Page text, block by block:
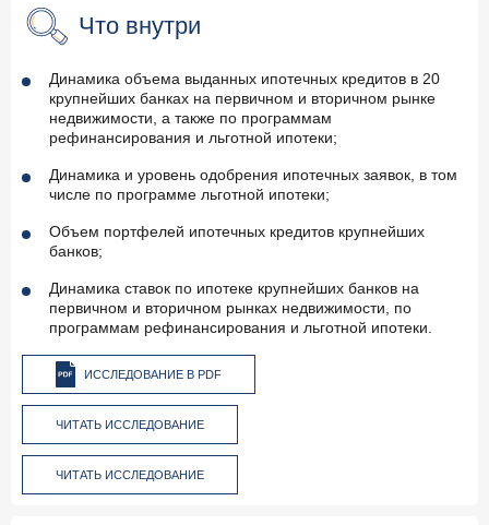
Что внутри
Динамика объема выданных ипотечных кредитов в 20
крупнейших банках на первичном и вторичном рынке
недвижимости, а также по программам
рефинансирования и льготной ипотеки;
Динамика и уровень одобрения ипотечных заявок, в том
числе по программе льготной ипотеки;
Объем портфелей ипотечных кредитов крупнейших
банков;
Динамика ставок по ипотеке крупнейших банков на
первичном и вторичном рынках недвижимости, по
программам рефинансирования и льготной ипотеки.
ИССЛЕДОВАНИЕ В PDF
ЧИТАТЬ ИССЛЕДОВАНИЕ
ЧИТАТЬ ИССЛЕДОВАНИЕ